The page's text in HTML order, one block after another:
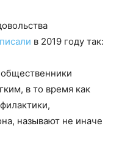
писали в 2019 году так:
в то время как
называют не иначе